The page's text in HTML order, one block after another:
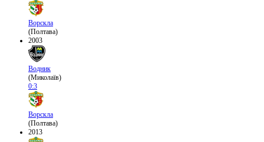
Ворскла
(Полтава)
2003
Водник
(Миколаїв)
0:3
Ворскла
(Полтава)
2013